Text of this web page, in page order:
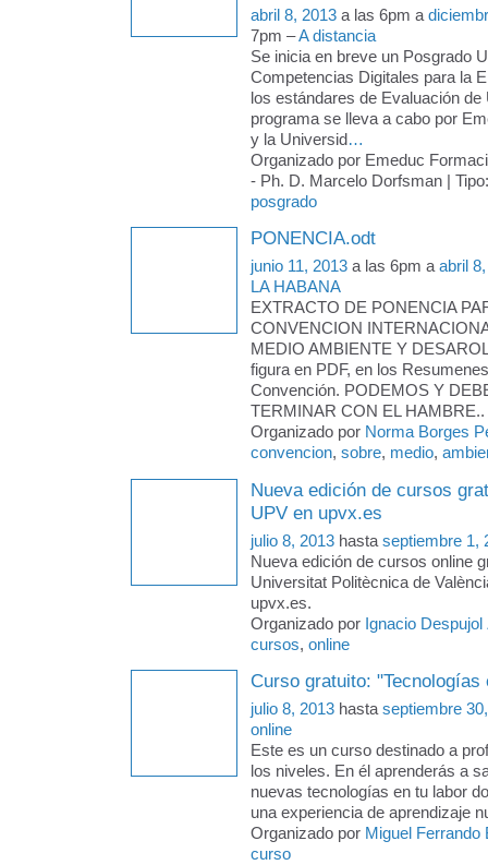
abril 8, 2013 a las 6pm a
7pm –A distancia
Se inicia en breve un Posgrado
Competencias Digitales para la
los estándares de Evaluación
programa se lleva a cabo por
y la Universid…
Organizado por Emeduc
- Ph. D. Marcelo Dorfsman |
posgrado
PONENCIA.odt
junio 11, 2013 a las 6pm aabril
LA HABANA
EXTRACTO DE PONENCIA
CONVENCION
MEDIO AMBIENTE Y
figura en PDF, en los
Convención. PODEMOS Y
TERMINAR CON EL HAMBRE..
Organizado por Norma Borges
convencion, sobre, medio,
Nueva edición de cursos
UPV en upvx.es
julio 8, 2013 hasta septiembre 1,
Nueva edición de cursos online
Universitat Politècnica de
upvx.es.
Organizado por Ignacio Despujol
cursos, online
Curso gratuito: "Tecnologías
julio 8, 2013 hasta septiembre
online
Este es un curso destinado a
los niveles. En él aprenderás a
nuevas tecnologías en tu labor
una experiencia de aprendizaje
Organizado por Miguel Ferrando
curso